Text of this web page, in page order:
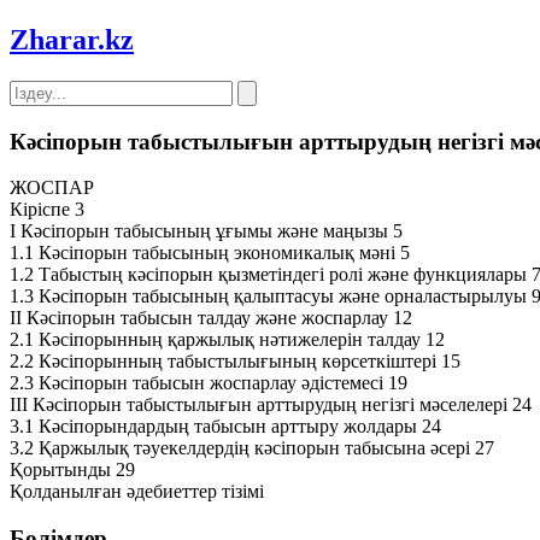
Zharar.kz
Кәсіпорын табыстылығын арттырудың негізгі
ЖОСПАР
Кіріспе 3
І Кәсіпорын табысының ұғымы және маңызы 5
1.1 Кәсіпорын табысының экономикалық мәні 5
1.2 Табыстың кәсіпорын қызметіндегі ролі және функциялары 7
1.3 Кәсіпорын табысының қалыптасуы және орналастырылуы 9
ІІ Кәсіпорын табысын талдау және жоспарлау 12
2.1 Кәсіпорынның қаржылық нәтижелерін талдау 12
2.2 Кәсіпорынның табыстылығының көрсеткіштері 15
2.3 Кәсіпорын табысын жоспарлау әдістемесі 19
ІІІ Кәсіпорын табыстылығын арттырудың негізгі мәселелері 24
3.1 Кәсіпорындардың табысын арттыру жолдары 24
3.2 Қаржылық тәуекелдердің кәсіпорын табысына әсері 27
Қорытынды 29
Қолданылған әдебиеттер тізімі